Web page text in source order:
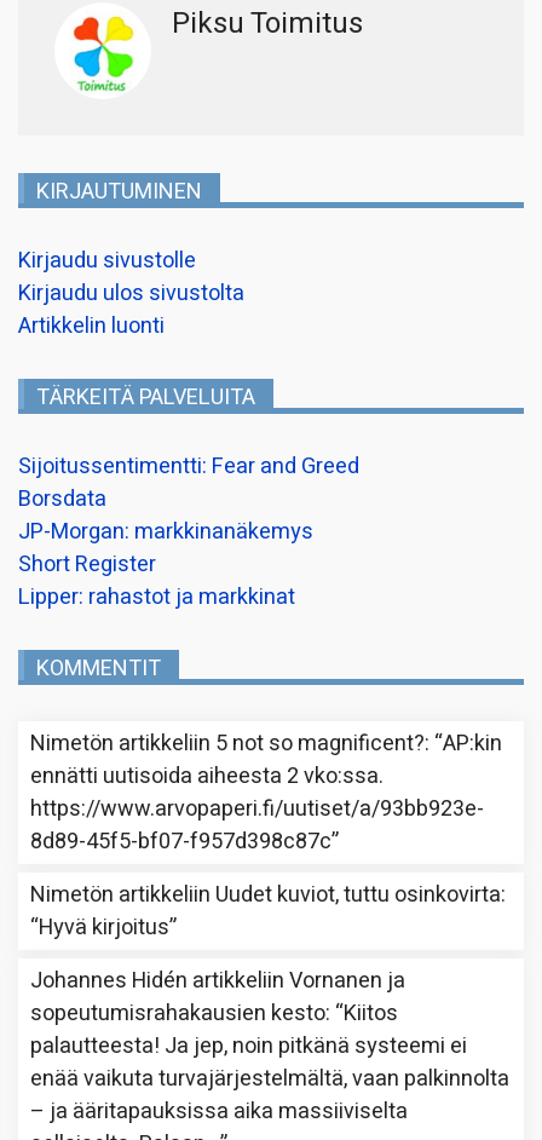
Piksu Toimitus
KIRJAUTUMINEN
Kirjaudu sivustolle
Kirjaudu ulos sivustolta
Artikkelin luonti
TÄRKEITÄ PALVELUITA
Sijoitussentimentti: Fear and Greed
Borsdata
JP-Morgan: markkinanäkemys
Short Register
Lipper: rahastot ja markkinat
KOMMENTIT
Nimetön artikkeliin 5 not so magnificent?: “AP:kin
ennätti uutisoida aiheesta 2 vko:ssa.
https://www.arvopaperi.fi/uutiset/a/93bb923e-
8d89-45f5-bf07-f957d398c87c”
Nimetön artikkeliin Uudet kuviot, tuttu osinkovirta:
“Hyvä kirjoitus”
Johannes Hidén artikkeliinVornanen ja
sopeutumisrahakausien kesto: “Kiitos
palautteesta! Ja jep, noin pitkänä systeemi ei
enää vaikuta turvajärjestelmältä, vaan palkinnolta
– ja ääritapauksissa aika massiiviselta